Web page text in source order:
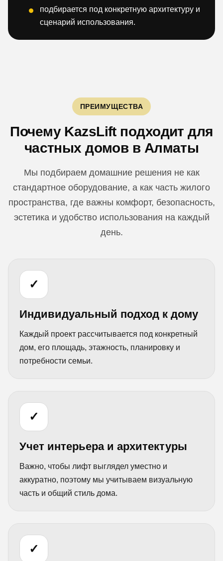
подбирается под конкретную архитектуру и
сценарий использования.
ПРЕИМУЩЕСТВА
Почему KazsLift подходит для
частных домов в Алматы
Мы подбираем домашние решения не как
стандартное оборудование, а как часть жилого
пространства, где важны комфорт, безопасность,
эстетика и удобство использования на каждый
день.
✓
Индивидуальный подход к дому
Каждый проект рассчитывается под конкретный
дом, его площадь, этажность, планировку и
потребности семьи.
✓
Учет интерьера и архитектуры
Важно, чтобы лифт выглядел уместно и
аккуратно, поэтому мы учитываем визуальную
часть и общий стиль дома.
✓